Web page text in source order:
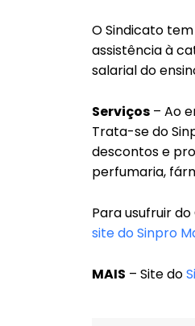
O Sindicato
assistência à
salarial do
Serviços – Ao
Trata-se do
descontos e
perfumaria,
Para usufruir
site do Sinpro
MAIS – Site do